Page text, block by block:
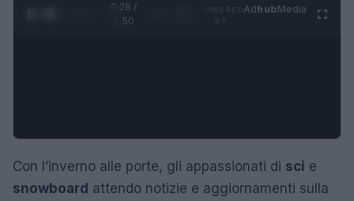
0:29 /
1:50
AdhubMedia
Con l’inverno alle porte, gli appassionati di sci e
snowboard attendo notizie e aggiornamenti sulla